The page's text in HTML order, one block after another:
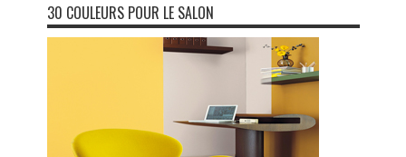
30 COULEURS POUR LE SALON